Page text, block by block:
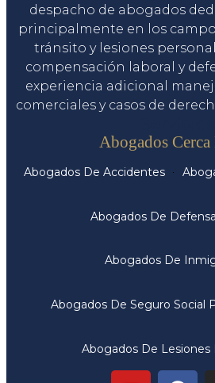
despacho de abogados
principalmente en los
tránsito y lesiones
compensación laboral y
experiencia adicional
comerciales y casos de
Abogados
Abogados De Accidentes
Abogados De
Abogados De
Abogados De Seguro Social
Abogados De Lesiones